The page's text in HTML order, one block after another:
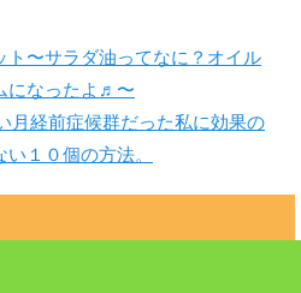
ト〜サラダ油ってなに？オイル
になったよ♬〜
月経前症候群だった私に効果の
１０個の方法。